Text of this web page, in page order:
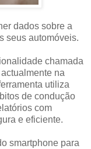
dados sobre a
seus automóveis.
chamada
na
utiliza
de condução
com
e eficiente.
smartphone para